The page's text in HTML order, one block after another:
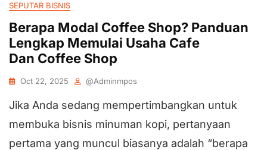
SEPUTAR BISNIS
Berapa Modal Coffee Shop? Panduan
Lengkap Memulai Usaha Cafe
Dan Coffee Shop
Oct 22, 2025 @adminmpos
Jika Anda sedang mempertimbangkan untuk
membuka bisnis minuman kopi, pertanyaan
pertama yang muncul biasanya adalah “berapa